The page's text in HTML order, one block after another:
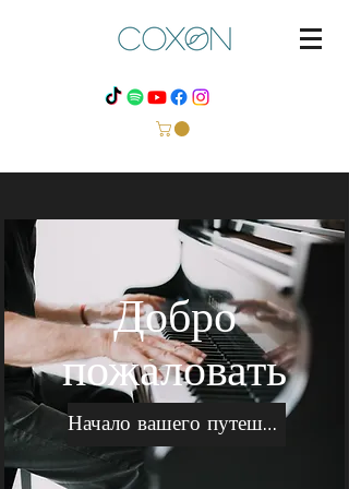
Добро
пожаловать
Начало вашего путешествия